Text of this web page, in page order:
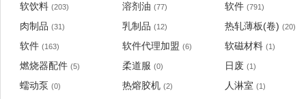
软饮料 (203) 溶剂油 (77) 软件 (791)
肉制品 (31) 乳制品 (12) 热轧薄板(卷) (20)
软件 (163) 软件代理加盟 (6) 软磁材料 (1)
燃烧器配件 (5) 柔道服 (0) 日废 (1)
蠕动泵 (0) 热熔胶机 (2) 人淋室 (1)